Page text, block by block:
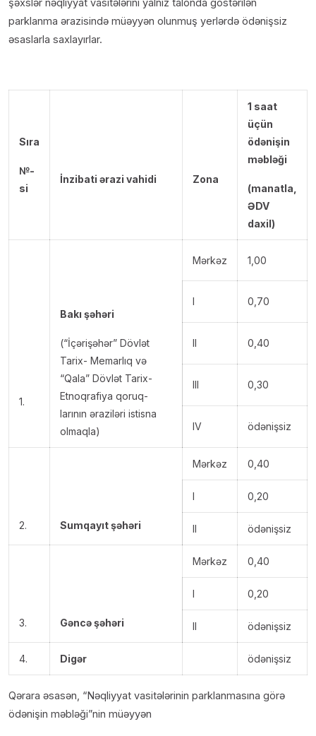
parklanma ərazisində müəyyən olunmuş yerlərdə ödənişsiz
əsaslarla saxlayırlar.
Sıra
№-
si
İnzibati ərazi vahidi Zona
1 saat
üçün
ödənişin
məbləği
(manatla,
ƏDV
daxil)
1.
Bakı şəhəri
(“İçərişəhər” Dövlət
Tarix- Memarlıq və
“Qala” Dövlət Tarix-
Etnoqrafiya qoruq-
larının əraziləri istisna
olmaqla)
Mərkəz 1,00
I 0,70
II 0,40
III 0,30
IV ödənişsiz
2. Sumqayıt şəhəri
Mərkəz 0,40
I 0,20
II ödənişsiz
3. Gəncə şəhəri
Mərkəz 0,40
I 0,20
II ödənişsiz
4. Digər ödənişsiz
Qərara əsasən, “Nəqliyyat vasitələrinin parklanmasına görə
ödənişin məbləği”nin müəyyən